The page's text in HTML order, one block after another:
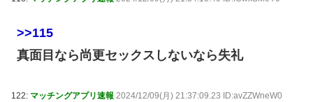
>>115
真面目なら尚更セックスしないなら失礼
122: マッチングアプリ速報 2024/12/09(月) 21:37:09.23 ID:avZZWneW0